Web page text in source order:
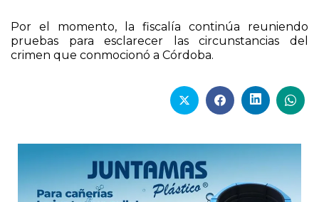
Por el momento, la fiscalía continúa reuniendo
pruebas para esclarecer las circunstancias del
crimen que conmocionó a Córdoba.